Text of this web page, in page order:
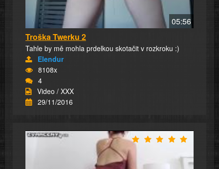
05:56
Troška Twerku 2
Tahle by mě mohla prdelkou skotačit v rozkroku :)
Elendur
8108x
4
Video / XXX
29/11/2016